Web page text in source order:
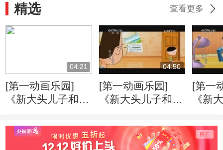
精选 查看更多
04:21
[第一动画乐园]
《新大头儿子和小
季） 好朋友
04:50
[第一动画乐园]
《新大头儿子和小
季） 戴眼镜的大
头儿子
[第一
《新
季）
旧玩具